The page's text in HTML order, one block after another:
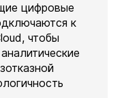
цифровые
к
чтобы